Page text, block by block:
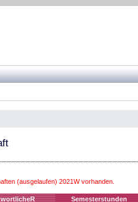
(ausgelaufen) 2021W vorhanden.
Semesterstunden